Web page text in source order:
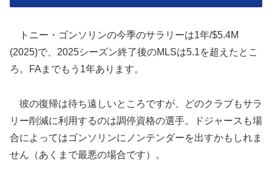
トニー・ゴンソリンの今季のサラリーは1年/$5.4M
(2025)で、2025シーズン終了後のMLSは5.1を超えたとこ
ろ。FAまでもう1年あります。
彼の復帰は待ち遠しいところですが、どのクラブもサラ
リー削減に利用するのは調停資格の選手。ドジャースも場
合によってはゴンソリンにノンテンダーを出すかもしれま
せん（あくまで最悪の場合です）。